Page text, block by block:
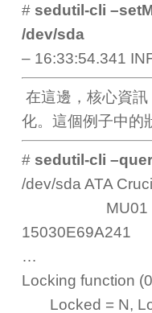
# sedutil-cli
/dev/sda
– 16:33:54.341
在這邊，核心資
化。這個例子中的
# sedutil-cli
/dev/sda ATA
15030E69A241
…
Locking function
Locked = N,